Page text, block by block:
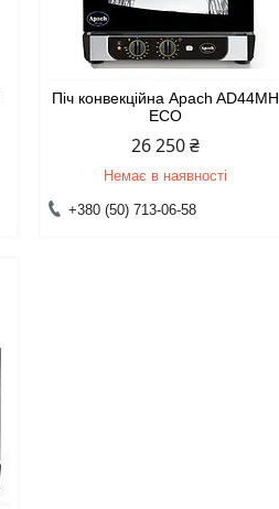
Піч конвекційна Apach AD44MH
ECO
26 250 ₴
Немає в наявності
+380 (50) 713-06-58